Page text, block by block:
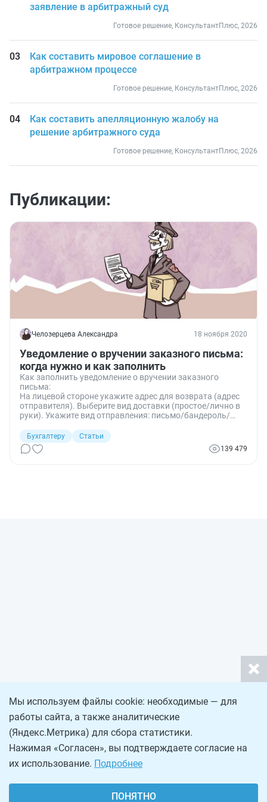
заявление в арбитражный суд
Готовое решение, КонсультантПлюс, 2026
Как составить мировое соглашение в
арбитражном процессе
Готовое решение, КонсультантПлюс, 2026
Как составить апелляционную жалобу на
решение арбитражного суда
Готовое решение, КонсультантПлюс, 2026
Публикации:
Челозерцева Александра 18 ноября 2020
Уведомление о вручении заказного письма:
когда нужно и как заполнить
Как заполнить уведомление о вручении заказного
письма:
На лицевой стороне укажите адрес для возврата (адрес
отправителя). Выберите вид доставки (простое/лично в
руки). Укажите вид отправления: письмо/бандероль/
стороне указать адрес получателя.
Бухгалтеру
Статьи
139 479
Мы используем файлы cookie: необходимые — для
работы сайта, а также аналитические
(Яндекс.Метрика) для сбора статистики.
Нажимая «Согласен», вы подтверждаете согласие на
их использование. Подробнее
ПОНЯТНО